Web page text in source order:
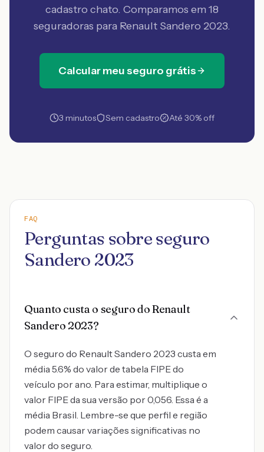
cadastro chato. Comparamos em 18
seguradoras para Renault Sandero 2023.
Calcular meu seguro grátis
3 minutos Sem cadastro Até 30% off
FAQ
Perguntas sobre seguro
Sandero 2023
Quanto custa o seguro do Renault
Sandero 2023?
O seguro do Renault Sandero 2023 custa em
média 5.6% do valor de tabela FIPE do
veículo por ano. Para estimar, multiplique o
valor FIPE da sua versão por 0,056. Essa é a
média Brasil. Lembre-se que perfil e região
podem causar variações significativas no
valor do seguro.